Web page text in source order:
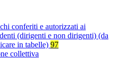
conferiti e autorizzati ai
(dirigenti e non dirigenti) (da
in tabelle) 97
collettiva